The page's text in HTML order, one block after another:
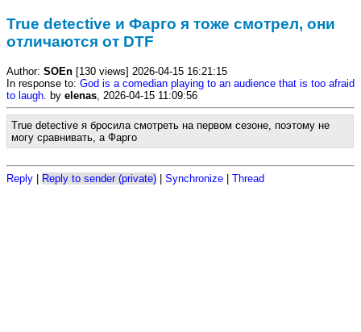
True detective и Фарго я тоже смотрел, они
отличаются от DTF
Author: SOEn [130 views] 2026-04-15 16:21:15
In response to: God is a comedian playing to an audience that is too afraid
to laugh. by elenas, 2026-04-15 11:09:56
True detective я бросила смотреть на первом сезоне, поэтому не
могу сравнивать, а Фарго
Reply Reply to sender (private) Synchronize Thread